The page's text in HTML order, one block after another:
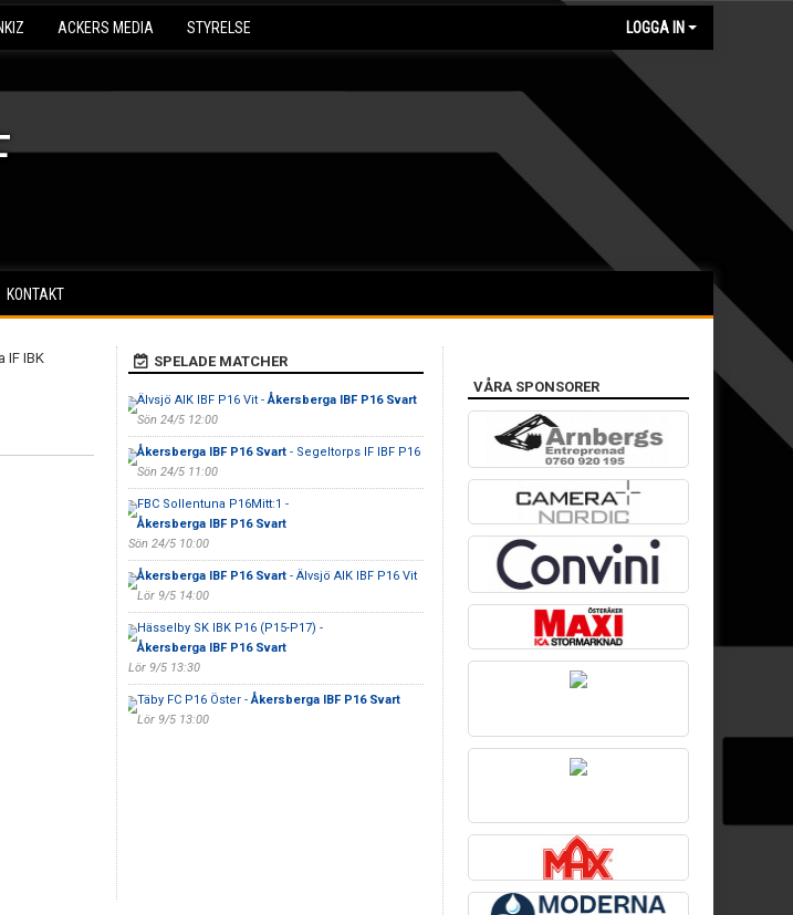
ACKERS MEDIA STYRELSE LOGGA IN
KONTAKT
SPELADE MATCHER
Älvsjö AIK IBF P16 Vit -Åkersberga IBF P16 Svart
Sön 24/5 12:00
Åkersberga IBF P16 Svart- Segeltorps IF IBF P16
Sön 24/5 11:00
FBC Sollentuna P16Mitt:1 -
Åkersberga IBF P16 Svart
Sön 24/5 10:00
Åkersberga IBF P16 Svart- Älvsjö AIK IBF P16 Vit
Lör 9/5 14:00
Hässelby SK IBK P16 (P15-P17) -
Åkersberga IBF P16 Svart
Lör 9/5 13:30
Täby FC P16 Öster -Åkersberga IBF P16 Svart
Lör 9/5 13:00
VÅRA SPONSORER